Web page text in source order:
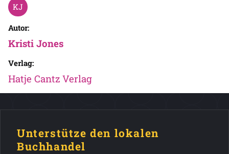
Autor:
Kristi Jones
Verlag:
Hatje Cantz Verlag
Unterstütze den lokalen
Buchhandel